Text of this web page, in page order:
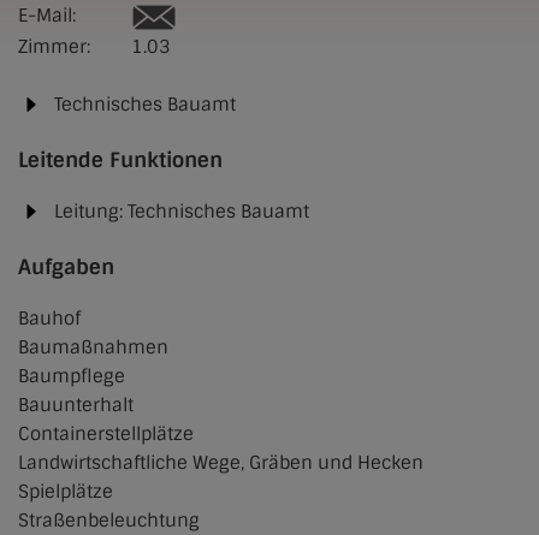
E-Mail:
Zimmer:
1.03
Technisches Bauamt
Leitende Funktionen
Leitung: Technisches Bauamt
Aufgaben
Bauhof
Baumaßnahmen
Baumpflege
Bauunterhalt
Containerstellplätze
Landwirtschaftliche Wege, Gräben und Hecken
Spielplätze
Straßenbeleuchtung